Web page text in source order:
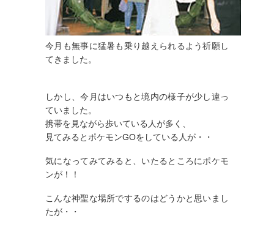
今月も無事に猛暑も乗り越えられるよう祈願し
てきました。
しかし、今月はいつもと境内の様子が少し違っ
ていました。
携帯を見ながら歩いている人が多く、
見てみるとポケモンGOをしている人が・・
気になってみてみると、いたるところにポケモ
ンが！！
こんな神聖な場所でするのはどうかと思いまし
たが・・